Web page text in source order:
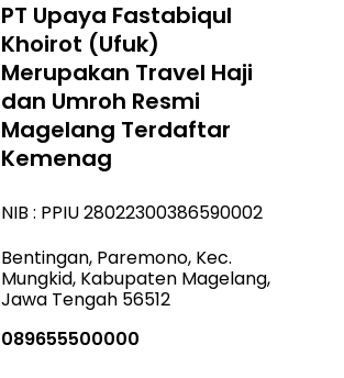
PT Upaya Fastabiqul
Khoirot (Ufuk)
Merupakan Travel Haji
dan Umroh Resmi
Magelang Terdaftar
Kemenag
NIB : PPIU 28022300386590002
Bentingan, Paremono, Kec.
Mungkid, Kabupaten Magelang,
Jawa Tengah 56512
089655500000